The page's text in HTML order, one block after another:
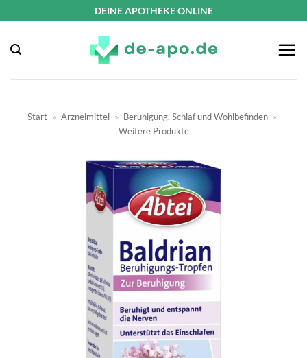
springen
DEINE APOTHEKE ONLINE
Start » Arzneimittel » Beruhigung, Schlaf und Wohlbefinden »
Weitere Produkte